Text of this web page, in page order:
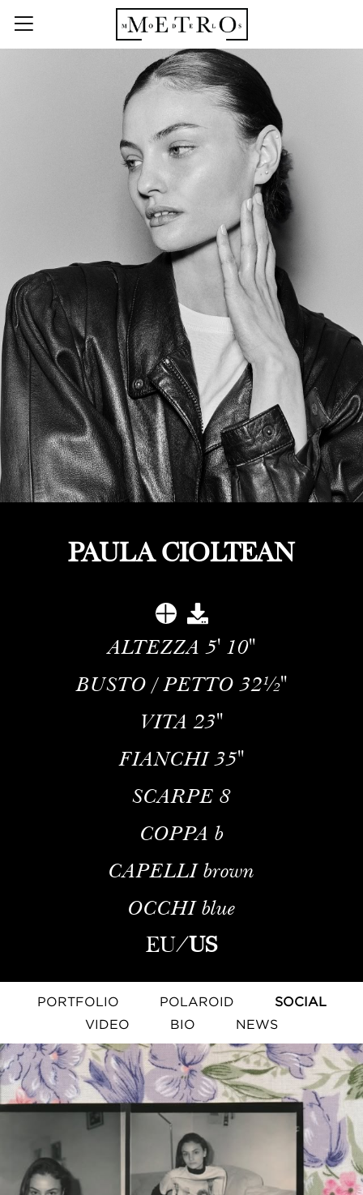
PAULA CIOLTEAN
ALTEZZA 5' 10''
BUSTO / PETTO 32½''
VITA 23''
FIANCHI 35''
SCARPE 8
COPPA b
CAPELLI brown
OCCHI blue
EU/US
PORTFOLIO POLAROID
SOCIAL
VIDEO
BIO NEWS